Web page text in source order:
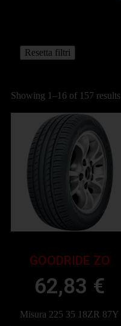
Resetta filtri
Showing 1–16 of 157 results
GOODRIDE ZO
62,83 €
Misura 225 35 18ZR 87Y